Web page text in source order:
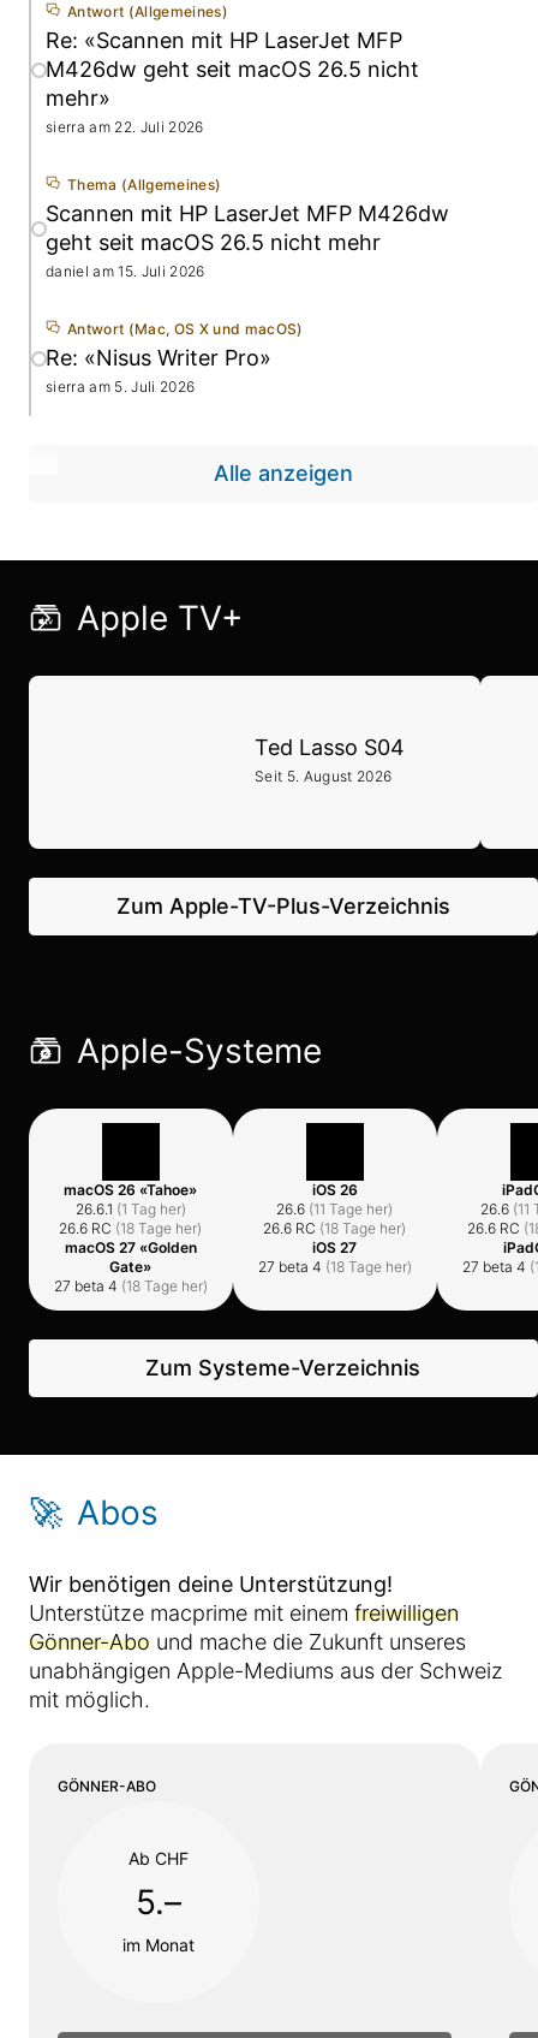
Antwort (Allgemeines)
Re: «Scannen mit HP LaserJet MFP
M426dw geht seit macOS 26.5 nicht
mehr»
sierra am 22. Juli 2026
Thema (Allgemeines)
Scannen mit HP LaserJet MFP M426dw
geht seit macOS 26.5 nicht mehr
daniel am 15. Juli 2026
Antwort (Mac, OS X und macOS)
Re: «Nisus Writer Pro»
sierra am 5. Juli 2026
Alle anzeigen
Apple TV+
Ted Lasso S04
Seit 5. August 2026
Zum Apple-TV-Plus-Verzeichnis
Apple-Systeme
macOS 26 «Tahoe»
26.6.1 (1 Tag her)
26.6 RC (18 Tage her)
macOS 27 «Golden
Gate»
27 beta 4 (18 Tage her)
iOS 26
26.6 (11 Tage her)
26.6 RC (18 Tage her)
iOS 27
27 beta 4 (18 Tage her)
26.6 (11
26.6 RC
27 beta 4
Zum Systeme-Verzeichnis
🚀 Abos
Wir benötigen deine Unterstützung!
Unterstütze macprime mit einem freiwilligen
Gönner-Abo und mache die Zukunft unseres
unabhängigen Apple-Mediums aus der Schweiz
mit möglich.
GÖNNER-ABO
Ab CHF
5.–
im Monat